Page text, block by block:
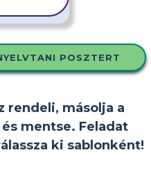
POSZTERT
rendeli, másolja a
mentse. Feladat
ki sablonként!